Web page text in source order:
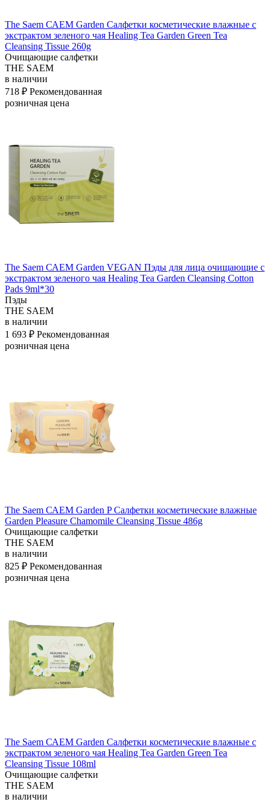
The Saem САЕМ Garden Салфетки косметические влажные с
экстрактом зеленого чая Healing Tea Garden Green Tea
Cleansing Tissue 260g
Очищающие салфетки
THE SAEM
в наличии
718 ₽ Рекомендованная
розничная цена
The Saem САЕМ Garden VEGAN Пэды для лица очищающие с
экстрактом зеленого чая Healing Tea Garden Cleansing Cotton
Pads 9ml*30
Пэды
THE SAEM
в наличии
1 693 ₽ Рекомендованная
розничная цена
The Saem САЕМ Garden P Салфетки косметические влажные
Garden Pleasure Chamomile Cleansing Tissue 486g
Очищающие салфетки
THE SAEM
в наличии
825 ₽ Рекомендованная
розничная цена
The Saem САЕМ Garden Салфетки косметические влажные с
экстрактом зеленого чая Healing Tea Garden Green Tea
Cleansing Tissue 108ml
Очищающие салфетки
THE SAEM
в наличии